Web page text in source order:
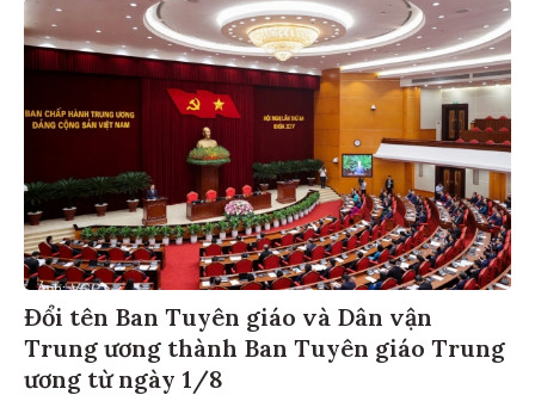
Đổi tên Ban Tuyên giáo và Dân vận
Trung ương thành Ban Tuyên giáo Trung
ương từ ngày 1/8